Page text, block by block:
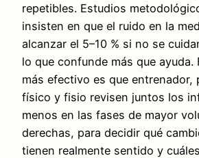
repetibles. Estudios
insisten en que el ruido en la
alcanzar el 5–10 % si no se
lo que confunde más que ayuda.
más efectivo es que entrenador,
físico y fisio revisen juntos los
menos en las fases de mayor
derechas, para decidir qué
tienen realmente sentido y